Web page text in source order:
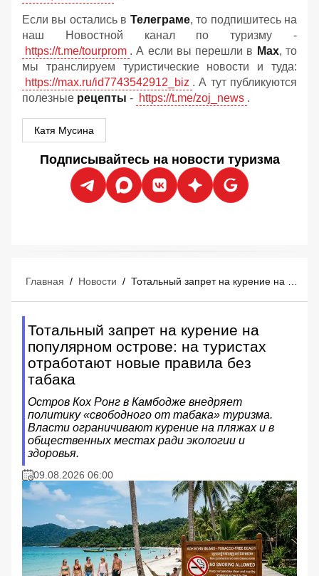
Если вы остались в Телеграме, то подпишитесь на
наш Новостной канал по туризму -
https://t.me/tourprom . А если вы перешли в Мах, то
мы транслируем туристические новости и туда:
https://max.ru/id7743542912_biz . А тут публикуются
полезные рецепты - https://t.me/zoj_news .
Катя Мусина
Подписывайтесь на новости туризма
Главная / Новости /
Тотальный запрет на курение на
популярном острове: на туристах
отработают новые правила без
табака
Остров Кох Ронг в Камбодже внедряет
политику «свободного от табака» туризма.
Власти ограничивают курение на пляжах и в
общественных местах ради экологии и
здоровья.
09.08.2026 06:00